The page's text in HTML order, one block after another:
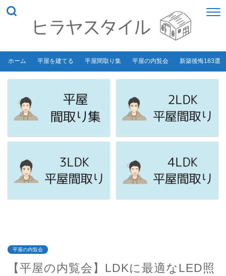
ホーム 平屋を建てる 平屋間取り集 平屋の内覧会 新築後悔183選
平屋の内覧会
【平屋の内覧会】LDKに最適なLED照